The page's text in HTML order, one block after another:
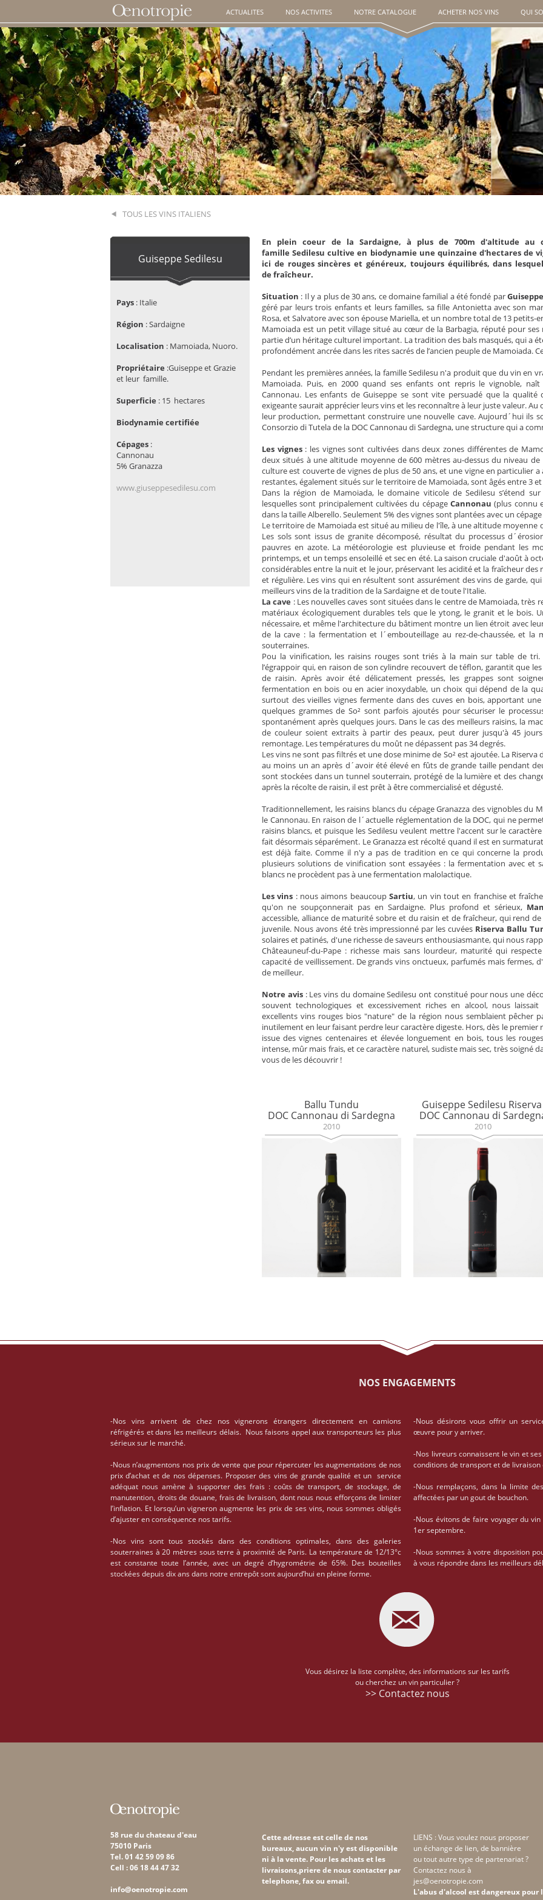
ACTUALITES NOS ACTIVITES NOTRE CATALOGUE ACHETER NOS VINS QUI
TOUS LES VINS ITALIENS
Guiseppe Sedilesu
Pays : Italie
Région :Sardaigne
Localisation : Mamoiada, Nuoro.
Propriétaire :Guiseppe et Grazie
et leur famille.
Superficie : 15 hectares
Biodynamie certifiée
Cépages :
Cannonau
5% Granazza
www.giuseppesedilesu.com
En plein coeur de la Sardaigne, à plus de 700m d'altitude au
famille Sedilesu cultive en biodynamie une quinzaine d'hectares de
ici de rouges sincères et généreux, toujours équilibrés, dans
de fraîcheur.
Situation : Il y a plus de 30 ans, ce domaine familial a été fondé par
géré par leurs trois enfants et leurs familles, sa fille Antonietta avec son
Rosa, et Salvatore avec son épouse Mariella, et un nombre total de 13 petits-
Mamoiada est un petit village situé au cœur de la Barbagia, réputé pour
partie d’un héritage culturel important. La tradition des bals masqués, qui a
profondément ancrée dans les rites sacrés de l’ancien peuple de Mamoiada.
Pendant les premières années, la famille Sedilesu n'a produit que du vin en
Mamoiada. Puis, en 2000 quand ses enfants ont repris le vignoble,
Cannonau. Les enfants de Guiseppe se sont vite persuadé que la
exigeante saurait apprécier leurs vins et les reconnaître à leur juste valeur.
leur production, permettant construire une nouvelle cave. Aujourd´hui ils
Consorzio di Tutela de la DOC Cannonau di Sardegna, une structure qui a
Les vignes: les vignes sont cultivées dans deux zones différentes de
deux situés à une altitude moyenne de 600 mètres au-dessus du niveau
culture est couverte de vignes de plus de 50 ans, et une vigne en particulier
restantes, également situés sur le territoire de Mamoiada, sont âgés entre 3 et
Dans la région de Mamoiada, le domaine viticole de Sedilesu s’étend sur
lesquelles sont principalement cultivées du cépage Cannonau (plus connu
dans la taille Alberello. Seulement 5% des vignes sont plantées avec un
Le territoire de Mamoiada est situé au milieu de l'île, à une altitude moyenne
Les sols sont issus de granite décomposé, résultat du processus
pauvres en azote. La météorologie est pluvieuse et froide pendant les
printemps, et un temps ensoleillé et sec en été. La saison cruciale d'août à
considérables entre la nuit et le jour, préservant les acidité et la fraîcheur
et régulière. Les vins qui en résultent sont assurément des vins de garde,
meilleurs vins de la tradition de la Sardaigne et de toute l'Italie.
La cave : Les nouvelles caves sont situées dans le centre de Mamoiada,
matériaux écologiquement durables tels que le ytong, le granit et le bois.
nécessaire, et même l'architecture du bâtiment montre un lien étroit avec
de la cave : la fermentation et l´embouteillage au rez-de-chaussée, et
souterraines.
Pou la vinification, les raisins rouges sont triés à la main sur table de
l’égrappoir qui, en raison de son cylindre recouvert de téflon, garantit que
de raisin. Après avoir été délicatement pressés, les grappes sont
fermentation en bois ou en acier inoxydable, un choix qui dépend de la
surtout des vieilles vignes fermente dans des cuves en bois, apportant
quelques grammes de So² sont parfois ajoutés pour sécuriser le
spontanément après quelques jours. Dans le cas des meilleurs raisins, la
de couleur soient extraits à partir des peaux, peut durer jusqu'à 45
remontage. Les températures du moût ne dépassent pas 34 degrés.
Les vins ne sont pas filtrés et une dose minime de So² est ajoutée. La
au moins un an après d´avoir été élevé en fûts de grande taille pendant
sont stockées dans un tunnel souterrain, protégé de la lumière et des
après la récolte de raisin, il est prêt à être commercialisé et dégusté.
Traditionnellement, les raisins blancs du cépage Granazza des vignobles du
le Cannonau. En raison de l´actuelle réglementation de la DOC, qui ne
raisins blancs, et puisque les Sedilesu veulent mettre l'accent sur le
fait désormais séparément. Le Granazza est récolté quand il est en
est déjà faite. Comme il n'y a pas de tradition en ce qui concerne la
plusieurs solutions de vinification sont essayées : la fermentation avec et
blancs ne procèdent pas à une fermentation malolactique.
Les vins : nous aimons beaucoup Sartiu, un vin tout en franchise et
qu'on ne soupçonnerait pas en Sardaigne. Plus profond et sérieux,
accessible, alliance de maturité sobre et du raisin et de fraîcheur, qui rend
juvenile. Nous avons été très impressionné par les cuvées Riserva Ballu
solaires et patinés, d'une richesse de saveurs enthousiasmante, qui nous
Châteauneuf-du-Pape : richesse mais sans lourdeur, maturité qui
capacité de veillissement. De grands vins onctueux, parfumés mais fermes,
de meilleur.
Notre avis: Les vins du domaine Sedilesu ont constitué pour nous une
souvent technologiques et excessivement riches en alcool, nous
excellents vins rouges bios "nature" de la région nous semblaient pêcher
inutilement en leur faisant perdre leur caractère digeste. Hors, dès le premier
issue des vignes centenaires et élevée longuement en bois, tous les
intense, mûr mais frais, et ce caractère naturel, sudiste mais sec, très soigné
vous de les découvrir !
Ballu Tundu
DOC Cannonau di Sardegna
2010
Guiseppe Sedilesu
DOC Cannonau di
2010
NOS ENGAGEMENTS
-Nos vins arrivent de chez nos vignerons étrangers directement en camions
réfrigérés et dans les meilleurs délais. Nous faisons appel aux transporteurs les plus
sérieux sur le marché.
-Nous n’augmentons nos prix de vente que pour répercuter les augmentations de nos
prix d’achat et de nos dépenses. Proposer des vins de grande qualité et un service
adéquat nous amène à supporter des frais : coûts de transport, de stockage, de
manutention, droits de douane, frais de livraison, dont nous nous efforçons de limiter
l’inflation. Et lorsqu’un vigneron augmente les prix de ses vins, nous sommes obligés
d’ajuster en conséquence nos tarifs.
-Nos vins sont tous stockés dans des conditions optimales, dans des galeries
souterraines à 20 mètres sous terre à proximité de Paris. La température de 12/13°c
est constante toute l’année, avec un degré d’hygrométrie de 65%. Des bouteilles
stockées depuis dix ans dans notre entrepôt sont aujourd’hui en pleine forme.
-Nous désirons vous offrir un
œuvre pour y arriver.
-Nos livreurs connaissent le vin et
conditions de transport et de livraison
-Nous remplaçons, dans la limite
affectées par un gout de bouchon.
-Nous évitons de faire voyager du
1er septembre.
-Nous sommes à votre disposition
à vous répondre dans les meilleurs
Vous désirez la liste complète, des informations sur les tarifs
ou cherchez un vin particulier ?
>> Contactez nous
58 rue du chateau d'eau
75010 Paris
Tel. 01 42 59 09 86
Cell : 06 18 44 47 32
info@oenotropie.com
Cette adresse est celle de nos
bureaux, aucun vin n'y est disponible
ni à la vente. Pour les achats et les
livraisons,priere de nous contacter par
telephone, fax ou email.
LIENS : Vous voulez nous proposer
un échange de lien, de bannière
ou tout autre type de partenariat ?
Contactez nous à
jes@oenotropie.com
L'abus d'alcool est dangereux pour